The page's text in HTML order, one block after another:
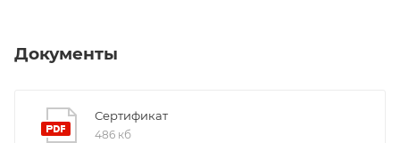
Документы
Сертификат
486 кб